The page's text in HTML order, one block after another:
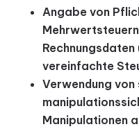
Angabe von
vereinfachte
Verwendung von
Manipulationen